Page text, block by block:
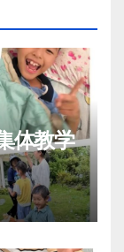
体教学